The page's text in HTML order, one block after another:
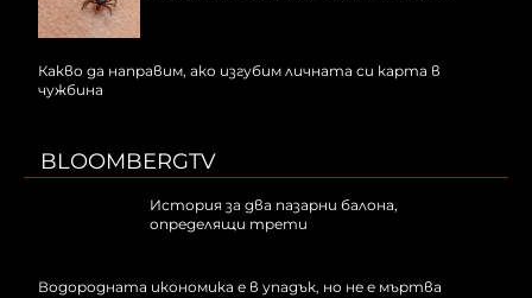
Какво да направим, ако изгубим личната си карта в
чужбина
BLOOMBERGTV
История за два пазарни балона,
определящи трети
Водородната икономика е в упадък, но не е мъртва